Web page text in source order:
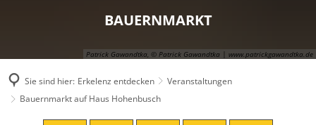
Patrick Gawandtka, © Patrick Gawandtka | www.patrickgawandtka.de
BAUERNMARKT
Sie sind hier: Erkelenz entdecken
Veranstaltungen
Bauernmarkt auf Haus Hohenbusch